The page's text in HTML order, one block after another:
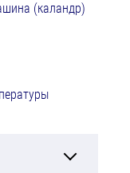
(каландр)